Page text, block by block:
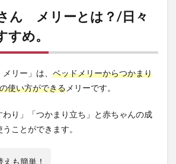
ん メリーとは？/日々
め。
リー」は、 ベッドメリーからつかまり
使い方ができる メリーです。
わり」「つかまり立ち」と赤ちゃんの成
ことができます。
えも簡単！